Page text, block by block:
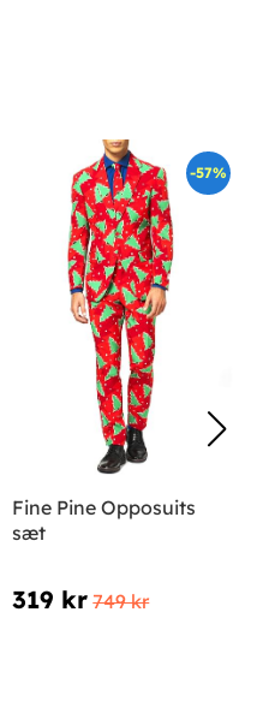
-57%
Fine Pine Opposuits
sæt
319 kr 749 kr